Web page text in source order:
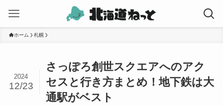
ホーム 札幌
さっぽろ創世スクエアへのアク
セスと行き方まとめ！地下鉄は大
通駅がベスト
2024
12/23